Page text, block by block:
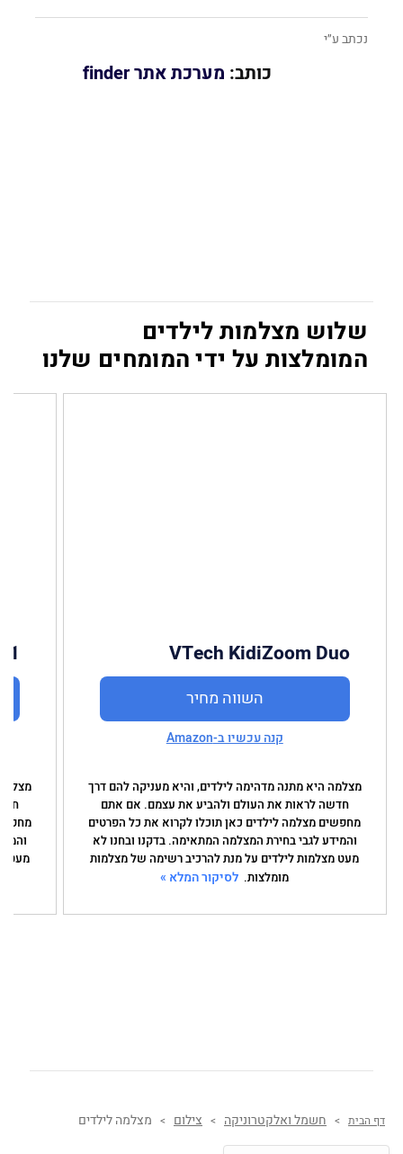
נכתב ע״י
כותב: מערכת אתר finder
שלוש מצלמות לילדים
המומלצות על ידי המומחים שלנו
VTech KidiZoom Duo
השווה מחיר
קנה עכשיו ב-Amazon
מצלמה היא מתנה מדהימה לילדים, והיא מעניקה להם דרך
חדשה לראות את העולם ולהביע את עצמם. אם אתם
מחפשים מצלמה לילדים כאן תוכלו לקרוא את כל הפרטים
והמידע לגבי בחירת המצלמה המתאימה. בדקנו ובחנו לא
מעט מצלמות לילדים על מנת להרכיב רשימה של מצלמות
מומלצות. לסיקור המלא »
מעט
דף הבית > חשמל ואלקטרוניקה > צילום > מצלמה לילדים